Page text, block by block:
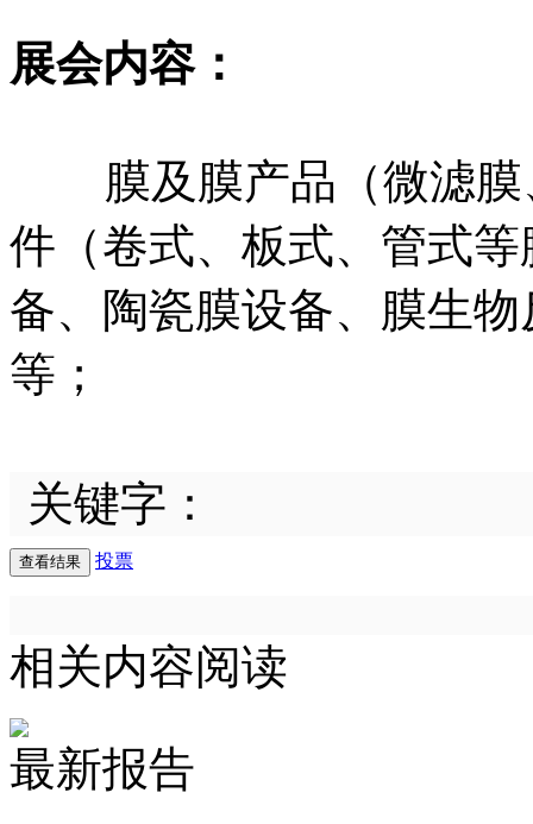
展会内容：
膜及膜产品（微滤
件（卷式、板式、管式
备、陶瓷膜设备、膜生
等；
关键字：
投票
相关内容阅读
最新报告